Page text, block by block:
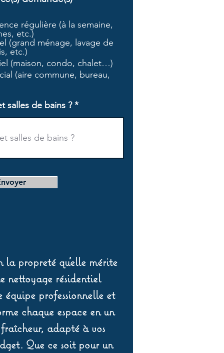
i
a
o
i
régulière (à la semaine,
etc.)
(grand ménage, lavage de
etc.)
(maison, condo, chalet…)
(aire commune, bureau,
salles de bains ?
propreté qu’elle mérite
nettoyage résidentiel
professionnelle et
chaque espace en un
adapté à vos
Que ce soit pour un